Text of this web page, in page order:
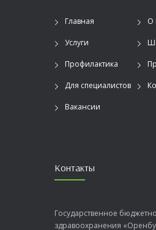
Главная О
Услуги
Профилактика
Для специалистов
Вакансии
Контакты
Государственное
здравоохранения